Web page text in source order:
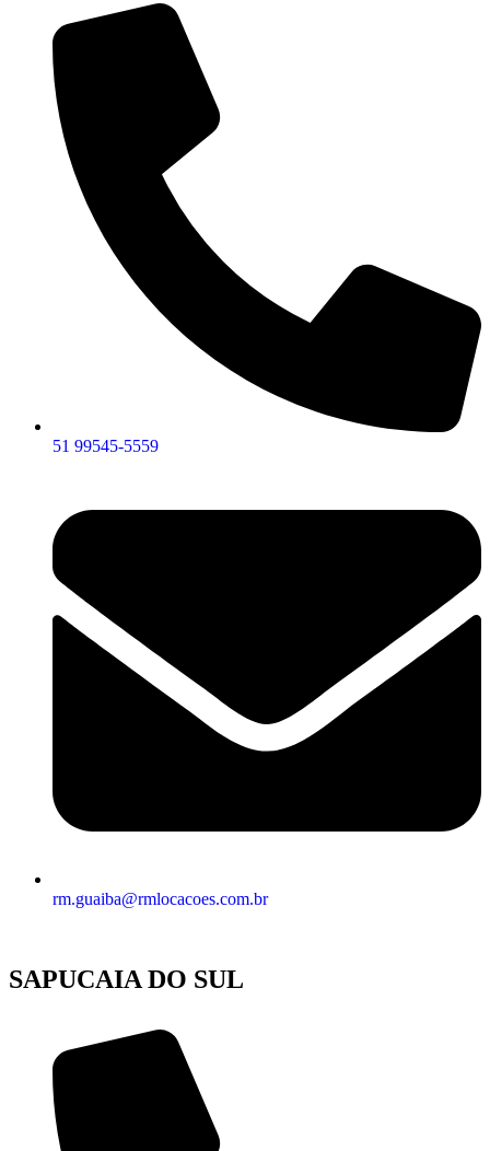
51 99545-5559
rm.guaiba@rmlocacoes.com.br
SAPUCAIA DO SUL